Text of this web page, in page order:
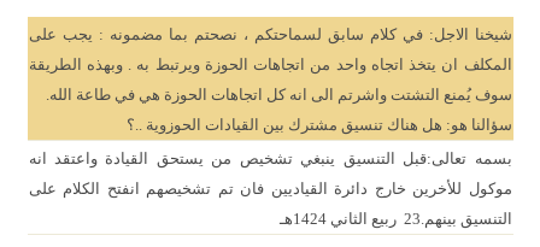
شيخنا الاجل: في كلام سابق لسماحتكم ، نصحتم بما مضمونه : يجب على
المكلف ان يتخذ اتجاه واحد من اتجاهات الحوزة ويرتبط به . وبهذه الطريقة
سوف يُمنع التشتت واشرتم الى انه كل اتجاهات الحوزة هي في طاعة الله.
سؤالنا هو: هل هناك تنسيق مشترك بين القيادات الحوزوية ..؟
بسمه تعالى:قبل التنسيق ينبغي تشخيص من يستحق القيادة واعتقد انه
موكول للأخرين خارج دائرة القياديين فان تم تشخيصهم انفتح الكلام على
التنسيق بينهم.23 ربيع الثاني 1424هـ